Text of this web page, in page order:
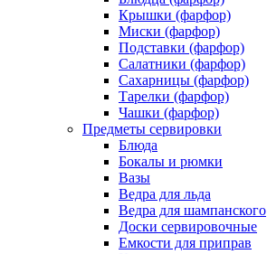
Крышки (фарфор)
Миски (фарфор)
Подставки (фарфор)
Салатники (фарфор)
Сахарницы (фарфор)
Тарелки (фарфор)
Чашки (фарфор)
Предметы сервировки
Блюда
Бокалы и рюмки
Вазы
Ведра для льда
Ведра для шампанского
Доски сервировочные
Емкости для приправ